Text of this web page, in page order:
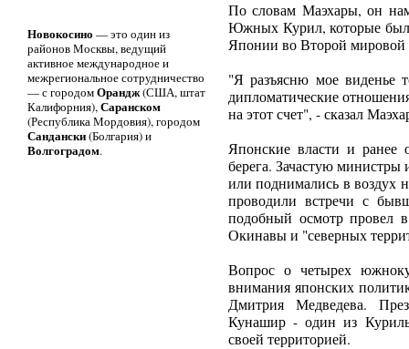
По словам Маэхары, он
Южных Курил, которые
Японии во Второй мировой
"Я разъясню мое виденье
дипломатические
на этот счет", - сказал
Японские власти и
берега. Зачастую
или поднимались в воздух
проводили встречи с
подобный осмотр провел
Окинавы и "северных
Вопрос о четырех
внимания японских
Дмитрия Медведева.
Кунашир - один из
своей территорией.
Новокосино — это один из
районов Москвы, ведущий
активное международное и
межрегиональное сотрудничество
— с городомОрандж(США, штат
Калифорния),Саранском
(Республика Мордовия), городом
Сандански(Болгария) и
Волгоградом.